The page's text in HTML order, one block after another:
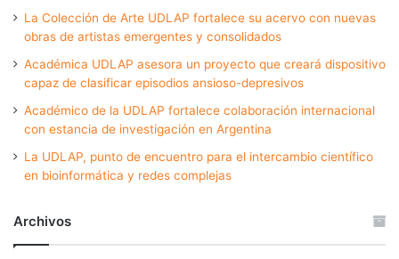
La Colección de Arte UDLAP fortalece su acervo con nuevas
obras de artistas emergentes y consolidados
Académica UDLAP asesora un proyecto que creará dispositivo
capaz de clasificar episodios ansioso-depresivos
Académico de la UDLAP fortalece colaboración internacional
con estancia de investigación en Argentina
La UDLAP, punto de encuentro para el intercambio científico
en bioinformática y redes complejas
Archivos